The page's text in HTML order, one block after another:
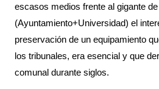
escasos medios frente al gigante
(Ayuntamiento+Universidad) el
preservación de un equipamiento
los tribunales, era esencial y que
comunal durante siglos.